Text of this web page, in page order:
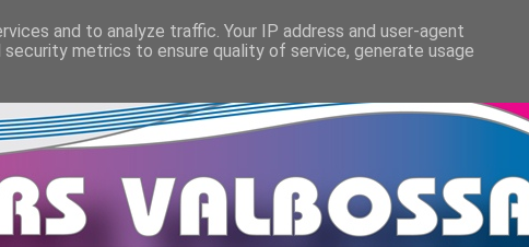
and to analyze traffic. Your IP address and user-agent
metrics to ensure quality of service, generate usage